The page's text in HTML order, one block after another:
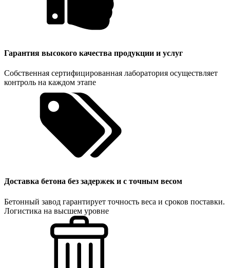
Гарантия высокого качества продукции и услуг
Собственная сертифицированная лаборатория осуществляет
контроль на каждом этапе
Доставка бетона без задержек и с точным весом
Бетонный завод гарантирует точность веса и сроков поставки.
Логистика на высшем уровне